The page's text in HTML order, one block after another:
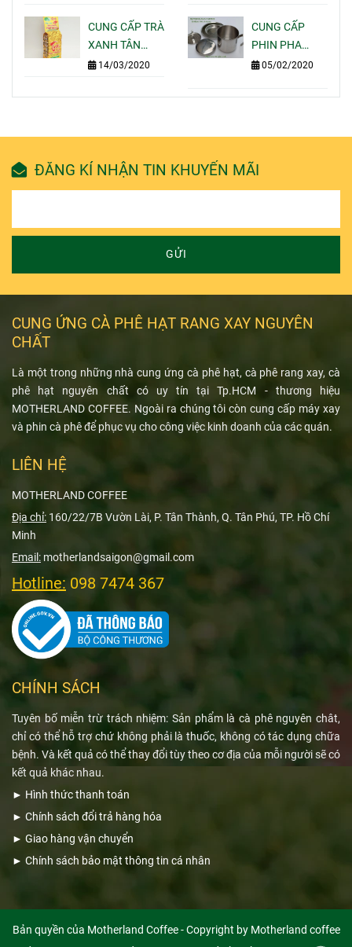
NHẤT HIỆN
NAY
-
MOTHERLAND
COFFEE
CUNG CẤP TRÀ
XANH TÂN
CƯƠNG THÁI
100G 200G
SỈ LẺ
14/03/2020
CUNG CẤP
PHIN PHA
CAFE INOX 304
MOTHERLAND
05/02/2020
ĐĂNG KÍ NHẬN TIN KHUYẾN MÃI
GỬI
CUNG ỨNG CÀ PHÊ HẠT RANG XAY NGUYÊN
CHẤT
Là một trong những nhà cung ứng cà phê hạt, cà phê rang xay, cà
phê hạt nguyên chất có uy tín tại Tp.HCM - thương hiệu
MOTHERLAND COFFEE. Ngoài ra chúng tôi còn cung cấp máy xay
và phin cà phê để phục vụ cho công việc kinh doanh của các quán.
LIÊN HỆ
MOTHERLAND COFFEE
Địa chỉ: 160/22/7B Vườn Lài, P. Tân Thành, Q. Tân Phú, TP. Hồ Chí
Minh
Email: motherlandsaigon@gmail.com
Hotline: 098 7474 367
CHÍNH SÁCH
Tuyên bố miễn trừ trách nhiệm: Sản phẩm là cà phê nguyên chât,
chỉ có thể hỗ trợ chứ không phải là thuốc, không có tác dụng chữa
bệnh. Và kết quả có thể thay đổi tùy theo cơ địa của mỗi người sẽ có
kết quả khác nhau.
► Hình thức thanh toán
► Chính sách đổi trả hàng hóa
► Giao hàng vận chuyển
► Chính sách bảo mật thông tin cá nhân
Bản quyền của Motherland Coffee - Copyright by Motherland coffee